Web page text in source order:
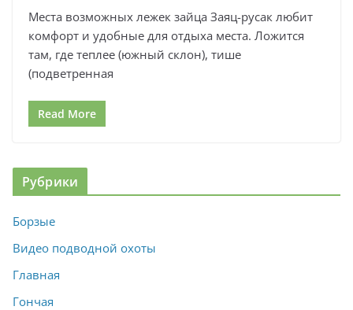
Места возможных лежек зайца Заяц-русак любит
комфорт и удобные для отдыха места. Ложится
там, где теплее (южный склон), тише
(подветренная
Read More
Рубрики
Борзые
Видео подводной охоты
Главная
Гончая